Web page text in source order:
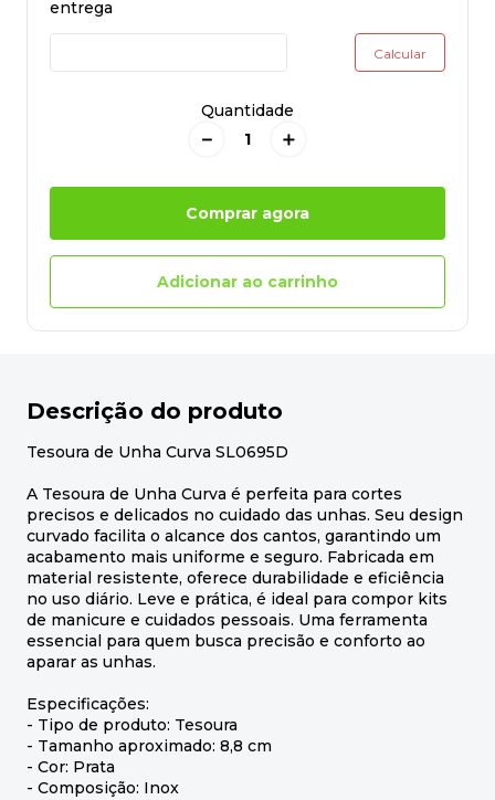
Quantidade
＋
－
Comprar agora
Adicionar ao carrinho
Descrição do produto
Tesoura de Unha Curva SL0695D
A Tesoura de Unha Curva é perfeita para cortes
precisos e delicados no cuidado das unhas. Seu design
curvado facilita o alcance dos cantos, garantindo um
acabamento mais uniforme e seguro. Fabricada em
material resistente, oferece durabilidade e eficiência
no uso diário. Leve e prática, é ideal para compor kits
de manicure e cuidados pessoais. Uma ferramenta
essencial para quem busca precisão e conforto ao
aparar as unhas.
Especificações:
- Tipo de produto: Tesoura
- Tamanho aproximado: 8,8 cm
- Cor: Prata
- Composição: Inox